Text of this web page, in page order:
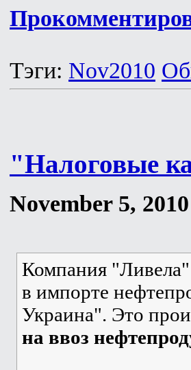
Тэги: Nov2010
"Налоговые
November 5, 2010
Компания "Ливела"
в импорте
Украина". Это
на ввоз